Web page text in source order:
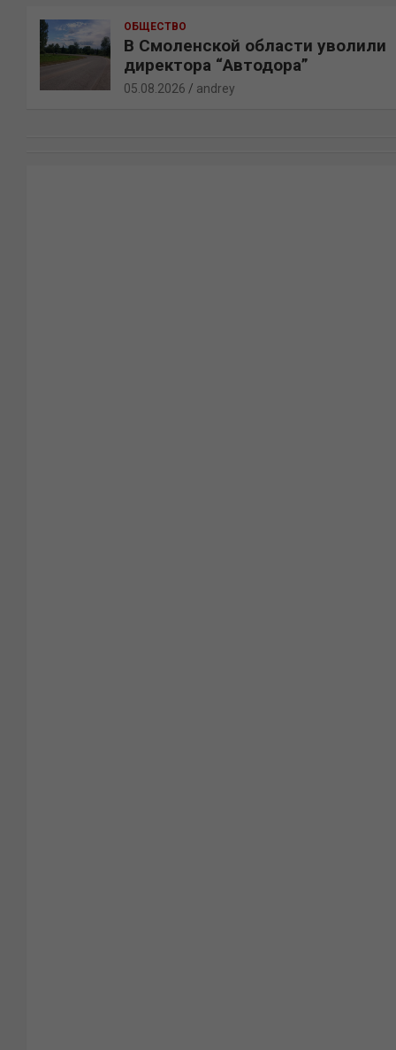
ОБЩЕСТВО
В Смоленской области уволили
директора “Автодора”
05.08.2026 andrey